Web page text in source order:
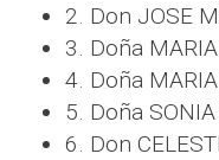
2. Don JOSE
3. Doña MARIA
4. Doña
5. Doña SONIA
6. Don